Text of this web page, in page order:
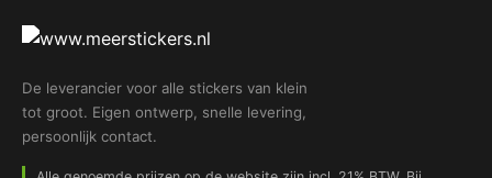
De leverancier voor alle stickers van klein
tot groot. Eigen ontwerp, snelle levering,
persoonlijk contact.